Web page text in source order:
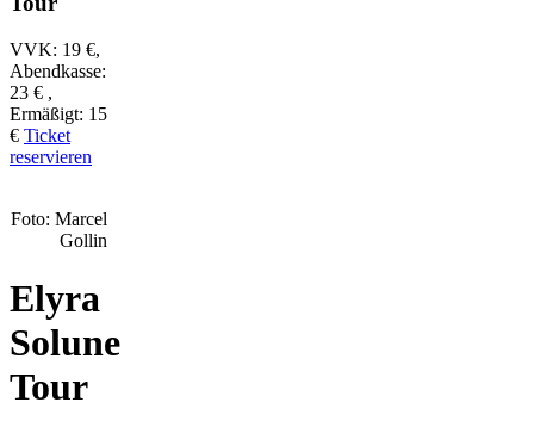
VVK: 19 €,
Abendkasse:
23 € ,
Ermäßigt: 15
€ Ticket
reservieren
Foto: Marcel
Gollin
Elyra
Solune
Tour